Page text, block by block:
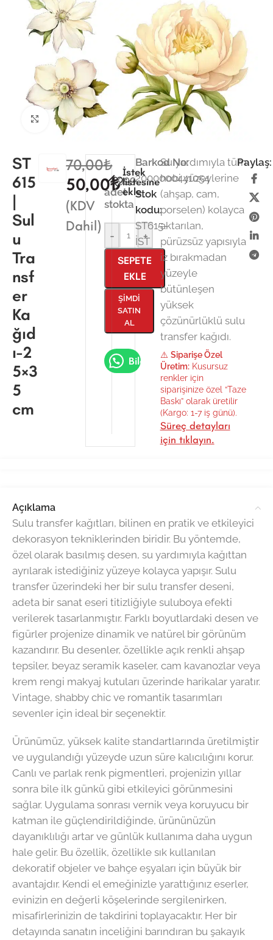
Büyütmek için tıklayın
ST
615
|
Sul
u
Tra
nsf
er
Ka
ğıd
ı-2
5×3
5
cm
70,00₺
50,00₺
(KDV
Dahil)
999
adet
stokta
- +
SEPETE
EKLE
ŞIMDI
SATIN
AL
Bilgi Al
İstek
listesine
ekle
Barkod No:
2000000441054
Stok
kodu:
ST615-
İST
Su yardımıyla tüm
hobi yüzeylerine
(ahşap, cam,
porselen) kolayca
aktarılan,
pürüzsüz yapısıyla
iz bırakmadan
yüzeyle
bütünleşen
yüksek
çözünürlüklü sulu
transfer kağıdı.
⚠️ Siparişe Özel
Üretim:Kusursuz
renkler için
siparişinize özel “Taze
Baskı” olarak üretilir
(Kargo: 1-7 iş günü).
Süreç detayları
için tıklayın.
Paylaş:
Açıklama
Sulu transfer kağıtları, bilinen en pratik ve etkileyici
dekorasyon tekniklerinden biridir. Bu yöntemde,
özel olarak basılmış desen, su yardımıyla kağıttan
ayrılarak istediğiniz yüzeye kolayca yapışır. Sulu
transfer üzerindeki her bir sulu transfer deseni,
adeta bir sanat eseri titizliğiyle suluboya efekti
verilerek tasarlanmıştır. Farklı boyutlardaki desen ve
figürler projenize dinamik ve natürel bir görünüm
kazandırır. Bu desenler, özellikle açık renkli ahşap
tepsiler, beyaz seramik kaseler, cam kavanozlar veya
krem rengi makyaj kutuları üzerinde harikalar yaratır.
Vintage, shabby chic ve romantik tasarımları
sevenler için ideal bir seçenektir.
Ürünümüz, yüksek kalite standartlarında üretilmiştir
ve uygulandığı yüzeyde uzun süre kalıcılığını korur.
Canlı ve parlak renk pigmentleri, projenizin yıllar
sonra bile ilk günkü gibi etkileyici görünmesini
sağlar. Uygulama sonrası vernik veya koruyucu bir
katman ile güçlendirildiğinde, ürününüzün
dayanıklılığı artar ve günlük kullanıma daha uygun
hale gelir. Bu özellik, özellikle sık kullanılan
dekoratif objeler ve bahçe eşyaları için büyük bir
avantajdır. Kendi el emeğinizle yarattığınız eserler,
evinizin en değerli köşelerinde sergilenirken,
misafirlerinizin de takdirini toplayacaktır. Her bir
detayında sanatın inceliğini barındıran bu şakayık